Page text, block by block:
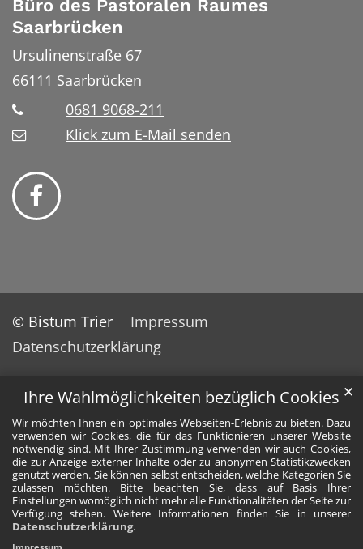
Ihre Wahlmöglichkeiten bezüglich Cookies
Wir möchten Ihnen ein optimales Webseiten-Erlebnis zu bieten. Dazu
verwenden wir Cookies, die für das Funktionieren unserer Website
notwendig sind. Mit Ihrer Zustimmung verwenden wir auch Cookies,
die zur Anzeige externer Inhalte oder zu anonymen Statistikzwecken
genutzt werden. Sie können selbst entscheiden, welche Kategorien Sie
zulassen möchten. Bitte beachten Sie, dass auf Basis Ihrer
Einstellungen womöglich nicht mehr alle Funktionalitäten der Seite zur
Verfügung stehen. Weitere Informationen finden Sie in unserer
Datenschutzerklärung.
✕
Büro des Pastoralen Raumes
Saarbrücken
Ursulinenstraße 67
66111 Saarbrücken
0681 9068-211
Klick zum E-Mail senden
© Bistum Trier
Impressum
Datenschutzerklärung